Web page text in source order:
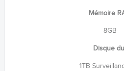
Mémoire
8GB
Disque
1TB